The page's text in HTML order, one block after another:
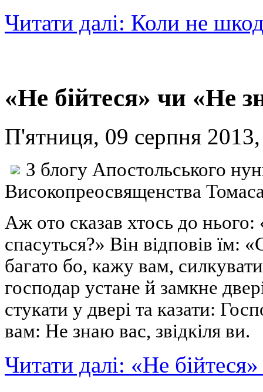
Читати далі: Коли не
«Не бійтеся» чи «Не
П'ятниця, 09 серпня
З блогу Апостольського
Високопреосвященства
Аж ото сказав хтось до
спасуться?» Він відповів їм:
багато бо, кажу вам,
господар устане й замкне
стукати у двері та казати:
вам: Не знаю вас, звідкіля ви.
Читати далі: «Не